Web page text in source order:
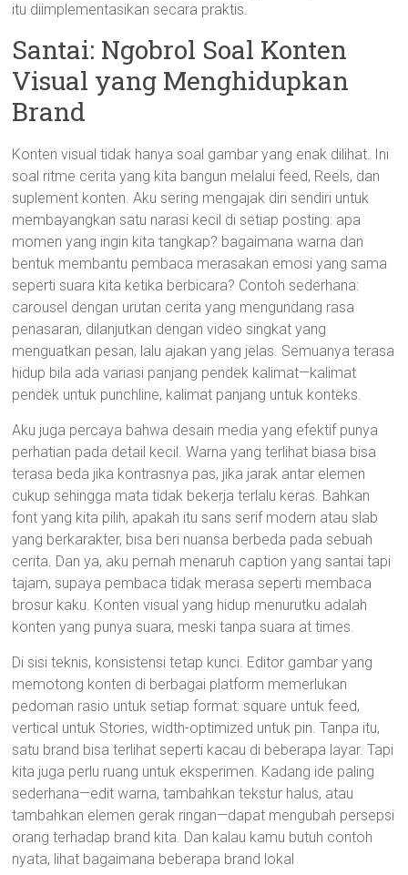
itu diimplementasikan secara praktis.
Santai: Ngobrol Soal Konten
Visual yang Menghidupkan
Brand
Konten visual tidak hanya soal gambar yang enak dilihat. Ini
soal ritme cerita yang kita bangun melalui feed, Reels, dan
suplement konten. Aku sering mengajak diri sendiri untuk
membayangkan satu narasi kecil di setiap posting: apa
momen yang ingin kita tangkap? bagaimana warna dan
bentuk membantu pembaca merasakan emosi yang sama
seperti suara kita ketika berbicara? Contoh sederhana:
carousel dengan urutan cerita yang mengundang rasa
penasaran, dilanjutkan dengan video singkat yang
menguatkan pesan, lalu ajakan yang jelas. Semuanya terasa
hidup bila ada variasi panjang pendek kalimat—kalimat
pendek untuk punchline, kalimat panjang untuk konteks.
Aku juga percaya bahwa desain media yang efektif punya
perhatian pada detail kecil. Warna yang terlihat biasa bisa
terasa beda jika kontrasnya pas, jika jarak antar elemen
cukup sehingga mata tidak bekerja terlalu keras. Bahkan
font yang kita pilih, apakah itu sans serif modern atau slab
yang berkarakter, bisa beri nuansa berbeda pada sebuah
cerita. Dan ya, aku pernah menaruh caption yang santai tapi
tajam, supaya pembaca tidak merasa seperti membaca
brosur kaku. Konten visual yang hidup menurutku adalah
konten yang punya suara, meski tanpa suara at times.
Di sisi teknis, konsistensi tetap kunci. Editor gambar yang
memotong konten di berbagai platform memerlukan
pedoman rasio untuk setiap format: square untuk feed,
vertical untuk Stories, width-optimized untuk pin. Tanpa itu,
satu brand bisa terlihat seperti kacau di beberapa layar. Tapi
kita juga perlu ruang untuk eksperimen. Kadang ide paling
sederhana—edit warna, tambahkan tekstur halus, atau
tambahkan elemen gerak ringan—dapat mengubah persepsi
orang terhadap brand kita. Dan kalau kamu butuh contoh
nyata, lihat bagaimana beberapa brand lokal